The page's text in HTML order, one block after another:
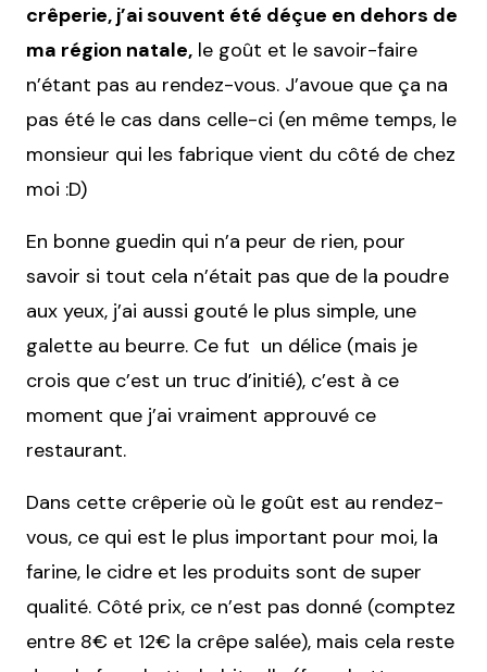
crêperie, j’ai souvent été déçue en dehors de
ma région natale, le goût et le savoir-faire
n’étant pas au rendez-vous. J’avoue que ça na
pas été le cas dans celle-ci (en même temps, le
monsieur qui les fabrique vient du côté de chez
moi :D)
En bonne guedin qui n’a peur de rien, pour
savoir si tout cela n’était pas que de la poudre
aux yeux, j’ai aussi gouté le plus simple, une
galette au beurre. Ce fut un délice (mais je
crois que c’est un truc d’initié), c’est à ce
moment que j’ai vraiment approuvé ce
restaurant.
Dans cette crêperie où le goût est au rendez-
vous, ce qui est le plus important pour moi, la
farine, le cidre et les produits sont de super
qualité. Côté prix, ce n’est pas donné (comptez
entre 8€ et 12€ la crêpe salée), mais cela reste